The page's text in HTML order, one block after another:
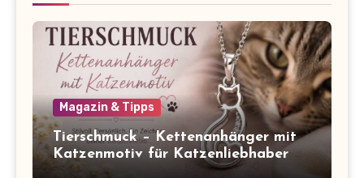
Magazin & Tipps
Tierschmuck – Kettenanhänger mit
Katzenmotiv für Katzenliebhaber